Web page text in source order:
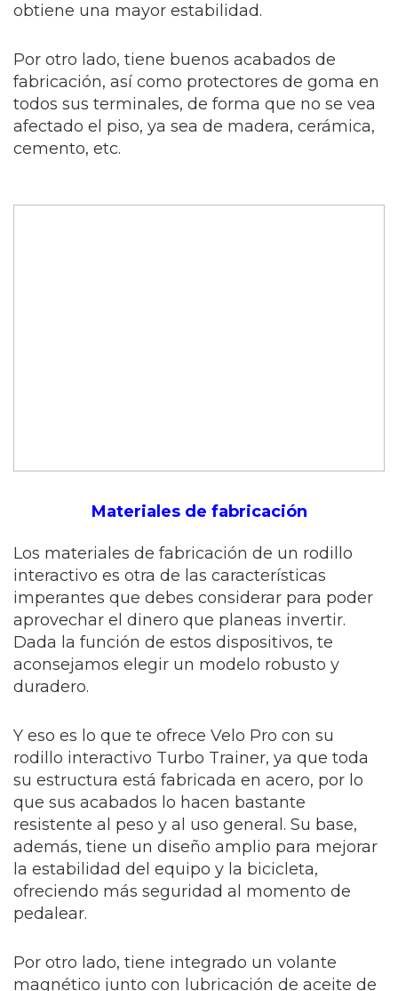
obtiene una mayor estabilidad.
Por otro lado, tiene buenos acabados de
fabricación, así como protectores de goma en
todos sus terminales, de forma que no se vea
afectado el piso, ya sea de madera, cerámica,
cemento, etc.
Materiales de fabricación
Los materiales de fabricación de un rodillo
interactivo es otra de las características
imperantes que debes considerar para poder
aprovechar el dinero que planeas invertir.
Dada la función de estos dispositivos, te
aconsejamos elegir un modelo robusto y
duradero.
Y eso es lo que te ofrece Velo Pro con su
rodillo interactivo Turbo Trainer, ya que toda
su estructura está fabricada en acero, por lo
que sus acabados lo hacen bastante
resistente al peso y al uso general. Su base,
además, tiene un diseño amplio para mejorar
la estabilidad del equipo y la bicicleta,
ofreciendo más seguridad al momento de
pedalear.
Por otro lado, tiene integrado un volante
magnético junto con lubricación de aceite de